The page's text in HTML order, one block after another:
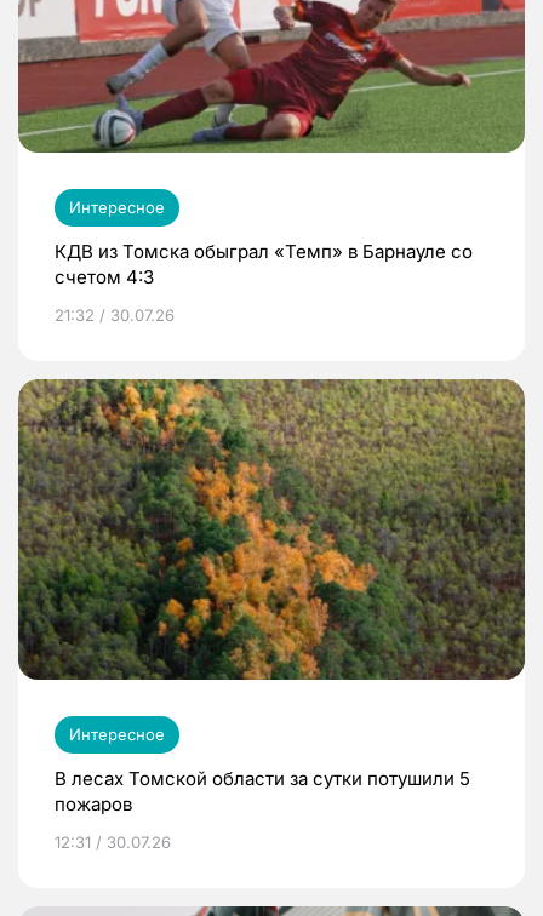
Интересное
КДВ из Томска обыграл «Темп» в Барнауле со
счетом 4:3
21:32 / 30.07.26
Интересное
В лесах Томской области за сутки потушили 5
пожаров
12:31 / 30.07.26